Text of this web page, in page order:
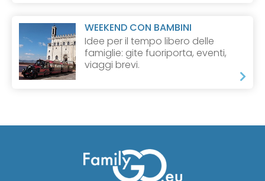
WEEKEND CON BAMBINI
Idee per il tempo libero delle
famiglie: gite fuoriporta, eventi,
viaggi brevi.